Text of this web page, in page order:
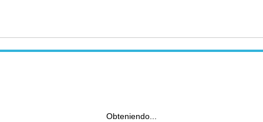
Obteniendo...